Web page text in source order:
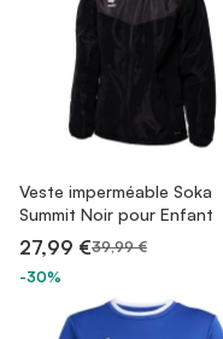
Veste imperméable Soka
Summit Noir pour Enfant
27,99 €39,99 €
-30%